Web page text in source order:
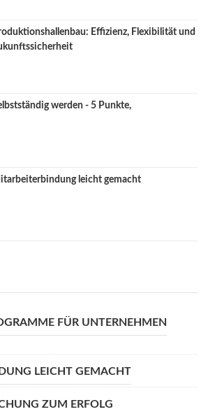
Effizienz, Flexibilität und
werden - 5 Punkte,
leicht gemacht
FÜR UNTERNEHMEN
LEICHT GEMACHT
ZUM ERFOLG